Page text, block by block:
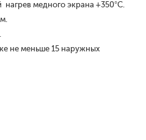
медного экрана +350°С.
не меньше 15 наружных